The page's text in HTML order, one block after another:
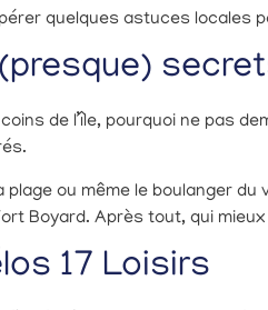
quelques astuces locales
de l’île, pourquoi ne pas
ou même le boulanger
Boyard. Après tout, qui mieux
17 Loisirs